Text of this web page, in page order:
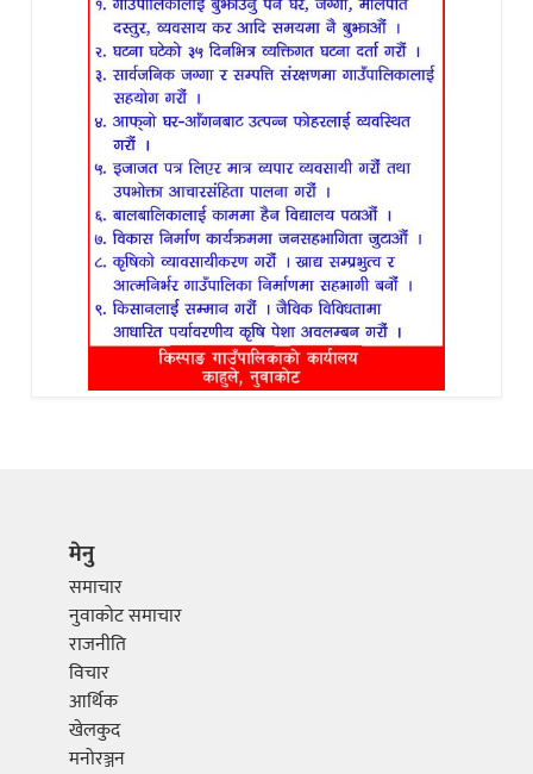
मेनु
समाचार
नुवाकोट समाचार
राजनीति
विचार
आर्थिक
खेलकुद
मनोरञ्जन